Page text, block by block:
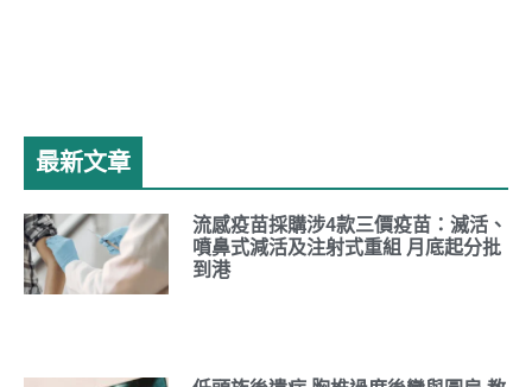
最新文章
流感疫苗採購涉4款三價疫苗：滅活、
噴鼻式減活及注射式重組 月底起分批
到港